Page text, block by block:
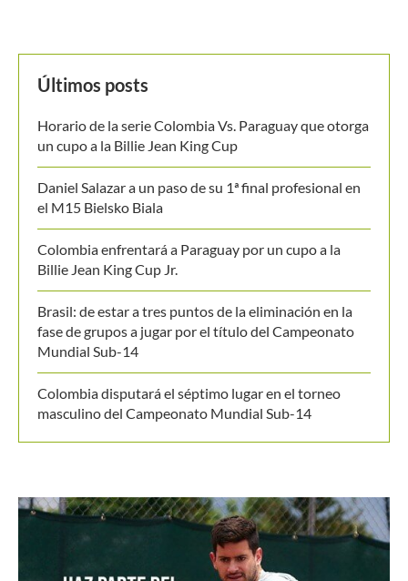
Últimos posts
Horario de la serie Colombia Vs. Paraguay que otorga
un cupo a la Billie Jean King Cup
Daniel Salazar a un paso de su 1ª final profesional en
el M15 Bielsko Biala
Colombia enfrentará a Paraguay por un cupo a la
Billie Jean King Cup Jr.
Brasil: de estar a tres puntos de la eliminación en la
fase de grupos a jugar por el título del Campeonato
Mundial Sub-14
Colombia disputará el séptimo lugar en el torneo
masculino del Campeonato Mundial Sub-14